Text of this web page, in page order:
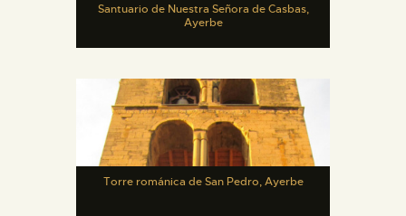
Santuario de Nuestra Señora de Casbas,
Ayerbe
Torre románica de San Pedro, Ayerbe